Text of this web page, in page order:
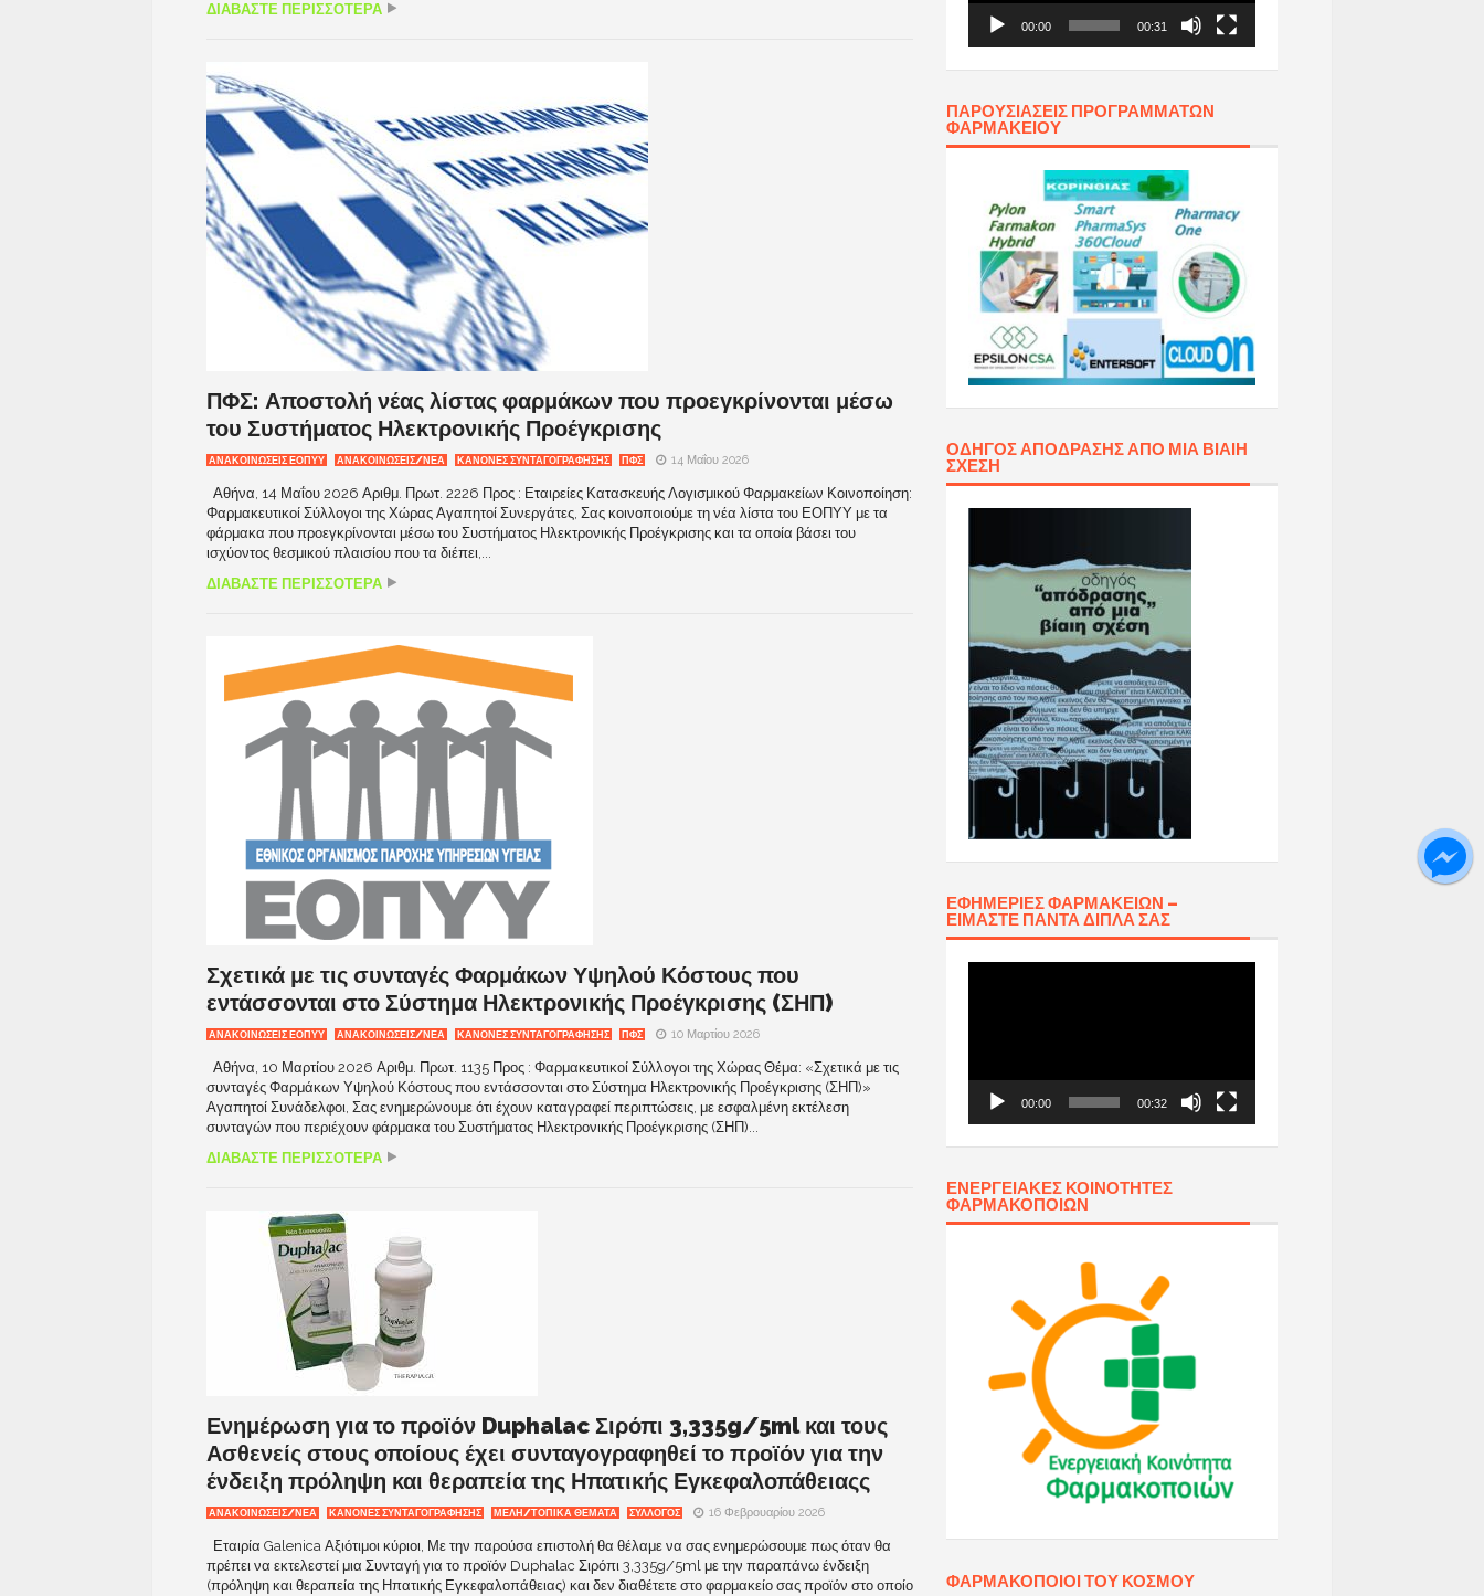
ΔΙΑΒΑΣΤΕ ΠΕΡΙΣΣΟΤΕΡΑ
ΠΦΣ: Αποστολή νέας λίστας φαρμάκων που προεγκρίνονται μέσω
του Συστήματος Ηλεκτρονικής Προέγκρισης
ΑΝΑΚΟΙΝΏΣΕΙΣ ΕΟΠΥΥ ΑΝΑΚΟΙΝΩΣΕΙΣ/ΝΕΑ ΚΑΝΟΝΕΣ ΣΥΝΤΑΓΟΓΡΑΦΗΣΗΣ ΠΦΣ 14 Μαΐου 2026
Αθήνα, 14 Μαΐου 2026 Αριθμ. Πρωτ. 2226 Προς : Εταιρείες Κατασκευής Λογισμικού Φαρμακείων Κοινοποίηση:
Φαρμακευτικοί Σύλλογοι της Χώρας Αγαπητοί Συνεργάτες, Σας κοινοποιούμε τη νέα λίστα του ΕΟΠΥΥ με τα
φάρμακα που προεγκρίνονται μέσω του Συστήματος Ηλεκτρονικής Προέγκρισης και τα οποία βάσει του
ισχύοντος θεσμικού πλαισίου που τα διέπει,...
ΔΙΑΒΑΣΤΕ ΠΕΡΙΣΣΟΤΕΡΑ
Σχετικά με τις συνταγές Φαρμάκων Υψηλού Κόστους που
εντάσσονται στο Σύστημα Ηλεκτρονικής Προέγκρισης (ΣΗΠ)
ΑΝΑΚΟΙΝΏΣΕΙΣ ΕΟΠΥΥ ΑΝΑΚΟΙΝΩΣΕΙΣ/ΝΕΑ ΚΑΝΟΝΕΣ ΣΥΝΤΑΓΟΓΡΑΦΗΣΗΣ ΠΦΣ 10 Μαρτίου 2026
Αθήνα, 10 Μαρτίου 2026 Αριθμ. Πρωτ. 1135 Προς : Φαρμακευτικοί Σύλλογοι της Χώρας Θέμα: «Σχετικά με τις
συνταγές Φαρμάκων Υψηλού Κόστους που εντάσσονται στο Σύστημα Ηλεκτρονικής Προέγκρισης (ΣΗΠ)»
Αγαπητοί Συνάδελφοι, Σας ενημερώνουμε ότι έχουν καταγραφεί περιπτώσεις, με εσφαλμένη εκτέλεση
συνταγών που περιέχουν φάρμακα του Συστήματος Ηλεκτρονικής Προέγκρισης (ΣΗΠ)...
ΔΙΑΒΑΣΤΕ ΠΕΡΙΣΣΟΤΕΡΑ
Ενημέρωση για το προϊόν Duphalac Σιρόπι 3,335g/5ml και τους
Ασθενείς στους οποίους έχει συνταγογραφηθεί το προϊόν για την
ένδειξη πρόληψη και θεραπεία της Ηπατικής Εγκεφαλοπάθειαςς
ΑΝΑΚΟΙΝΩΣΕΙΣ/ΝΕΑ ΚΑΝΟΝΕΣ ΣΥΝΤΑΓΟΓΡΑΦΗΣΗΣ ΜΕΛΗ/ΤΟΠΙΚΑ ΘΕΜΑΤΑ ΣΥΛΛΟΓΟΣ 16 Φεβρουαρίου 2026
Εταιρία Galenica Αξιότιμοι κύριοι, Με την παρούσα επιστολή θα θέλαμε να σας ενημερώσουμε πως όταν θα
πρέπει να εκτελεστεί μια Συνταγή για το προϊόν Duphalac Σιρόπι 3,335g/5ml με την παραπάνω ένδειξη
(πρόληψη και θεραπεία της Ηπατικής Εγκεφαλοπάθειας) και δεν διαθέτετε στο φαρμακείο σας προϊόν στο οποίο
00:00 00:31
ΠΑΡΟΥΣΙΆΣΕΙΣ ΠΡΟΓΡΑΜΜΆΤΩΝ
ΦΑΡΜΑΚΕΊΟΥ
ΟΔΗΓΌΣ ΑΠΌΔΡΑΣΗΣ ΑΠΌ ΜΙΑ ΒΊΑΙΗ
ΣΧΈΣΗ
ΕΦΗΜΕΡΊΕΣ ΦΑΡΜΑΚΕΊΩΝ –
ΕΊΜΑΣΤΕ ΠΆΝΤΑ ΔΊΠΛΑ ΣΑΣ
00:00 00:32
ΕΝΕΡΓΕΙΑΚΈΣ ΚΟΙΝΌΤΗΤΕΣ
ΦΑΡΜΑΚΟΠΟΙΏΝ
ΦΑΡΜΑΚΟΠΟΙΟΊ ΤΟΥ ΚΌΣΜΟΥ